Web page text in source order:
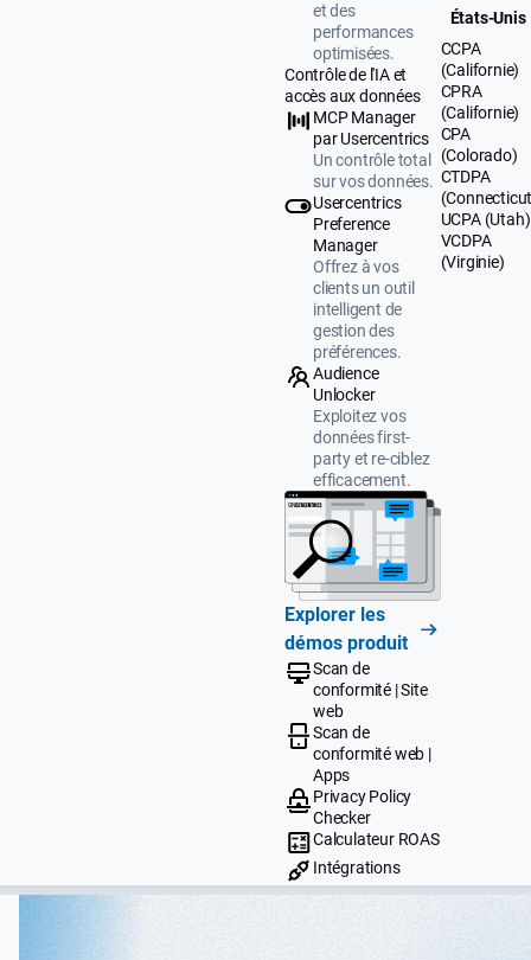
et des
performances
optimisées.
Contrôle de l'IA et
accès aux données
MCP Manager
par Usercentrics
Un contrôle total
sur vos données.
Usercentrics
Preference
Manager
Offrez à vos
clients un outil
intelligent de
gestion des
préférences.
Audience
Unlocker
Exploitez vos
données first-
party et re-ciblez
efficacement.
Explorer les
démos produit
Scan de
conformité | Site
web
Scan de
conformité web |
Apps
Privacy Policy
Checker
Calculateur ROAS
Intégrations
États-Unis
CCPA
(Californie)
CPRA
(Californie)
CPA
(Colorado)
CTDPA
UCPA (Utah)
VCDPA
(Virginie)